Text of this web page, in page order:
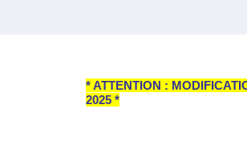
* ATTENTION :
2025 *